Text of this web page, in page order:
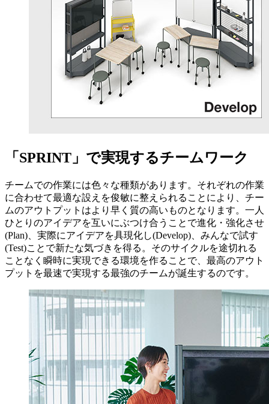
「SPRINT」で実現するチームワーク
チームでの作業には色々な種類があります。それぞれの作業
に合わせて最適な設えを俊敏に整えられることにより、チー
ムのアウトプットはより早く質の高いものとなります。一人
ひとりのアイデアを互いにぶつけ合うことで進化・強化させ
(Plan)、実際にアイデアを具現化し(Develop)、みんなで試す
(Test)ことで新たな気づきを得る。そのサイクルを途切れる
ことなく瞬時に実現できる環境を作ることで、最高のアウト
プットを最速で実現する最強のチームが誕生するのです。